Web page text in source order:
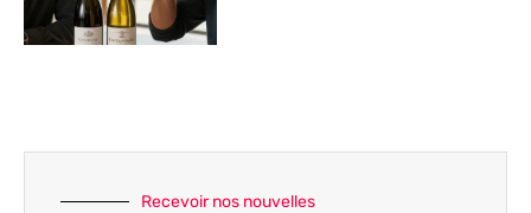
Recevoir nos nouvelles